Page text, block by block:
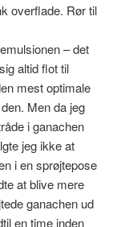
overflade. Rør til
– det
altid flot til
mest optimale
Men da jeg
i ganachen
jeg ikke at
i en sprøjtepose
at blive mere
ganachen ud
en time inden